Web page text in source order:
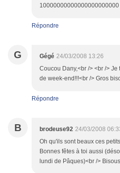
10000000000000000000000
Répondre
G Gégé 24/03/2008 13:26
Coucou Dany,<br /> <br />
de week-end!!!<br /> Gros
Répondre
B brodeuse92 24/03/2008
Oh qu'ils sont beaux ces
Bonnes fêtes à toi aussi
lundi de Pâques)<br />